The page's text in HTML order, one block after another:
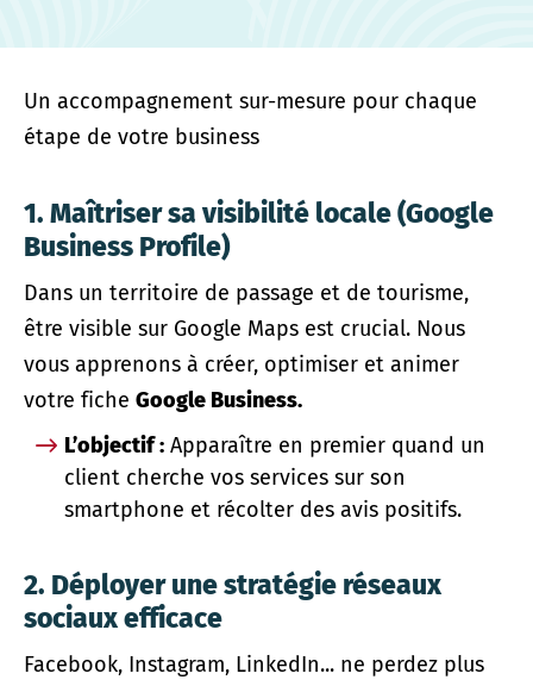
Un accompagnement sur-mesure pour chaque
étape de votre business
1. Maîtriser sa visibilité locale (Google
Business Profile)
Dans un territoire de passage et de tourisme,
être visible sur Google Maps est crucial. Nous
vous apprenons à créer, optimiser et animer
votre fiche Google Business.
L’objectif : Apparaître en premier quand un
client cherche vos services sur son
smartphone et récolter des avis positifs.
2. Déployer une stratégie réseaux
sociaux efficace
Facebook, Instagram, LinkedIn... ne perdez plus